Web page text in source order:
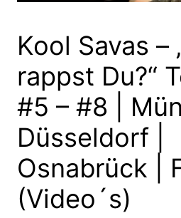
Kool Savas –
rappst Du?“
#5 – #8 |
Düsseldorf |
Osnabrück |
(Video´s)